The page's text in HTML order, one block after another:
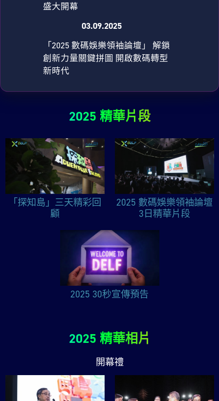
盛大開幕
03.09.2025
「2025 數碼娛樂領袖論壇」 解鎖
創新力量關鍵拼圖 開啟數碼轉型
新時代
2025 精華片段
「探知島」三天精彩回
顧
2025 數碼娛樂領袖論壇
3日精華片段
2025 30秒宣傳預告
2025 精華相片
開幕禮